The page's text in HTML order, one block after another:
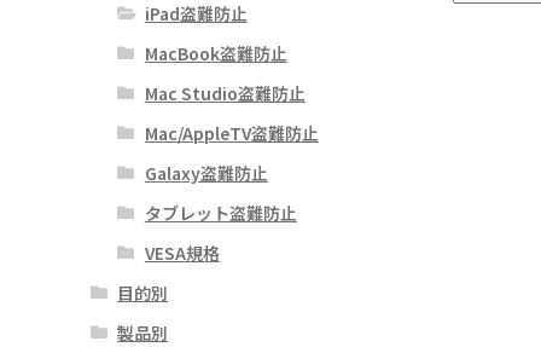
iPad盗難防止
MacBook盗難防止
Mac Studio盗難防止
Mac/AppleTV盗難防止
Galaxy盗難防止
タブレット盗難防止
VESA規格
目的別
製品別